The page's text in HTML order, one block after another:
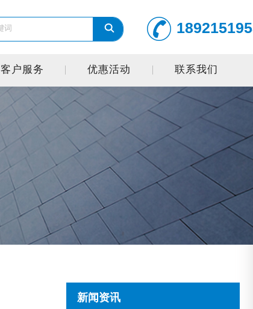
客户服务 优惠活动 联系我们
新闻资讯